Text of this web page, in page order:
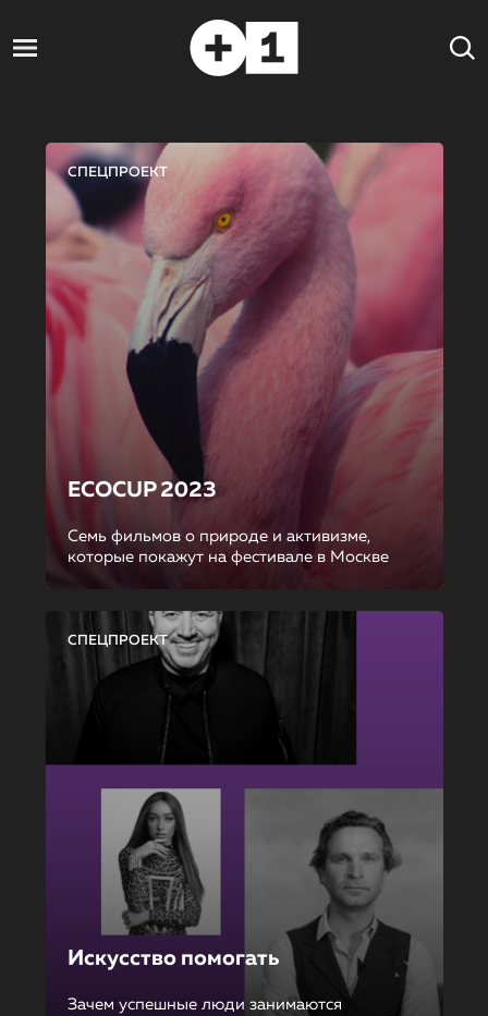
СПЕЦПРОЕКТ
ECOCUP 2023
Семь фильмов о природе и активизме,
которые покажут на фестивале в Москве
СПЕЦПРОЕКТ
Искусство помогать
Зачем успешные люди занимаются